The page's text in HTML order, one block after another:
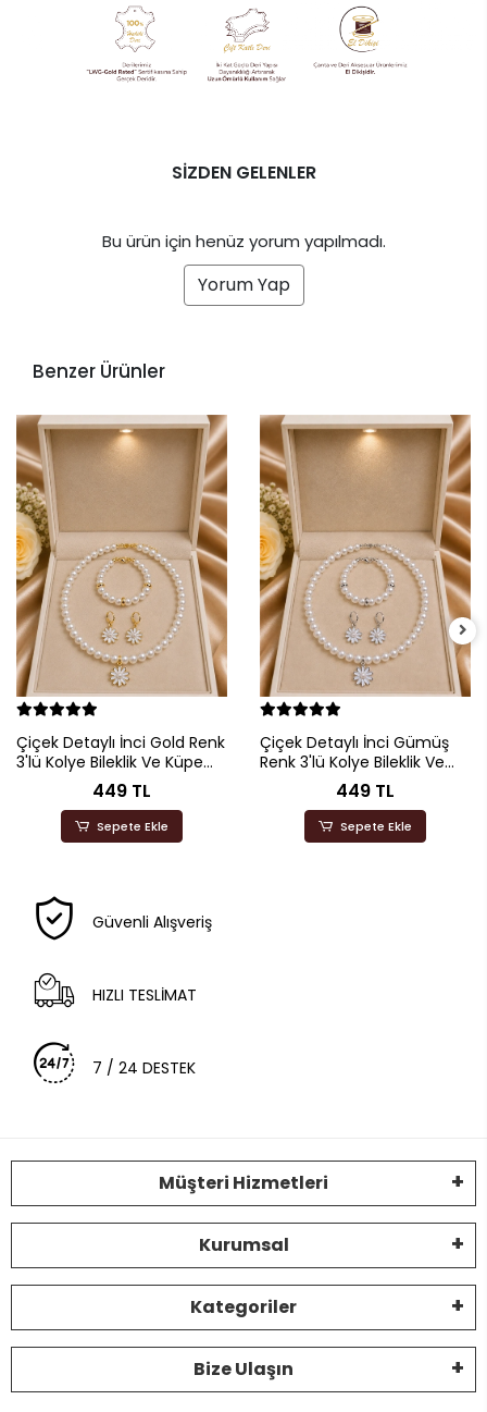
SİZDEN GELENLER
Bu ürün için henüz yorum yapılmadı.
Yorum Yap
Benzer Ürünler
Çiçek Detaylı İnci Gold Renk
3'lü Kolye Bileklik Ve Küpe
449 TL
Sepete Ekle
Çiçek Detaylı İnci Gümüş
Renk 3'lü Kolye Bileklik Ve
449 TL
Sepete Ekle
Güvenli Alışveriş
HIZLI TESLİMAT
7 / 24 DESTEK
Müşteri Hizmetleri
Kurumsal
Kategoriler
Bize Ulaşın